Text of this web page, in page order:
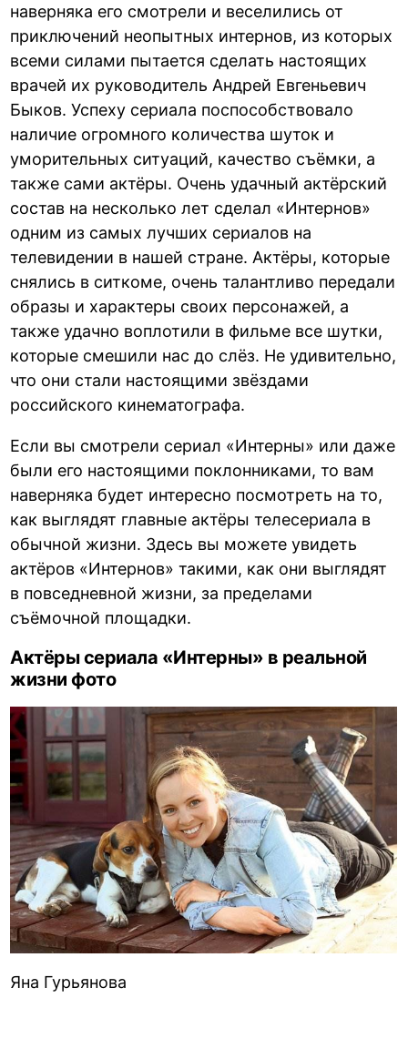
наверняка его смотрели и веселились от
приключений неопытных интернов, из которых
всеми силами пытается сделать настоящих
врачей их руководитель Андрей Евгеньевич
Быков. Успеху сериала поспособствовало
наличие огромного количества шуток и
уморительных ситуаций, качество съёмки, а
также сами актёры. Очень удачный актёрский
состав на несколько лет сделал «Интернов»
одним из самых лучших сериалов на
телевидении в нашей стране. Актёры, которые
снялись в ситкоме, очень талантливо передали
образы и характеры своих персонажей, а
также удачно воплотили в фильме все шутки,
которые смешили нас до слёз. Не удивительно,
что они стали настоящими звёздами
российского кинематографа.
Если вы смотрели сериал «Интерны» или даже
были его настоящими поклонниками, то вам
наверняка будет интересно посмотреть на то,
как выглядят главные актёры телесериала в
обычной жизни. Здесь вы можете увидеть
актёров «Интернов» такими, как они выглядят
в повседневной жизни, за пределами
съёмочной площадки.
Актёры сериала «Интерны» в реальной
жизни фото
Яна Гурьянова